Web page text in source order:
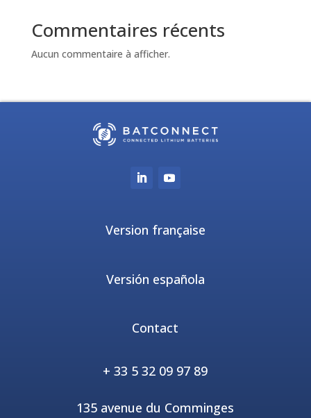
Commentaires récents
Aucun commentaire à afficher.
Version française
Versión española
Contact
+ 33 5 32 09 97 89
135 avenue du Comminges